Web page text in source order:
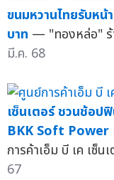
ขนมหวานไทยรับหน้
บาท — "ทองหล่อ" ร้
มี.ค. 68
เซ็นเตอร์ ชวนช้อ
BKK Soft Power
การค้าเอ็ม บี เค เซ็
67